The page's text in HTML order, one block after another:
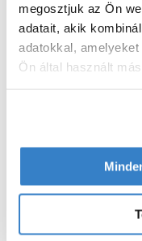
megosztjuk az Ön
adatait, akik
adatokkal,
Ön által használt
+35 361 402 500